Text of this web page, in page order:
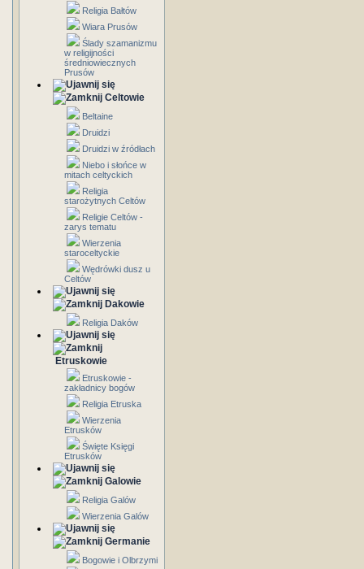
Religia Bałtów
Wiara Prusów
Ślady szamanizmu
w religijności
średniowiecznych
Prusów
Celtowie
Beltaine
Druidzi
Druidzi w źródłach
Niebo i słońce w
mitach celtyckich
Religia
starożytnych Celtów
Religie Celtów -
zarys tematu
Wierzenia
staroceltyckie
Wędrówki dusz u
Celtów
Dakowie
Religia Daków
Etruskowie
Etruskowie -
zakładnicy bogów
Religia Etruska
Wierzenia
Etrusków
Święte Księgi
Etrusków
Galowie
Religia Galów
Wierzenia Galów
Germanie
Bogowie i Olbrzymi